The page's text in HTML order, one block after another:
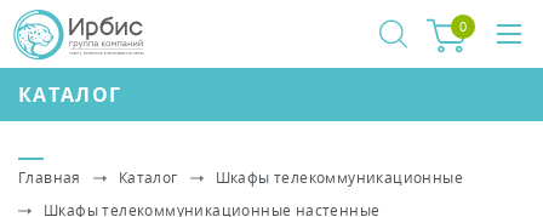
КАТАЛОГ
0
Главная Каталог
Шкафы телекоммуникационные
Шкафы телекоммуникационные настенные